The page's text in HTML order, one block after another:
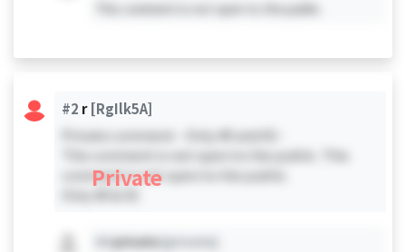
This comment is not open to the public.
#2 r[RgIlk5A]
Private comment - Only #0 and #2 -
This comment is not open to the public. This
comment is not open to the public.
Private
private [private]